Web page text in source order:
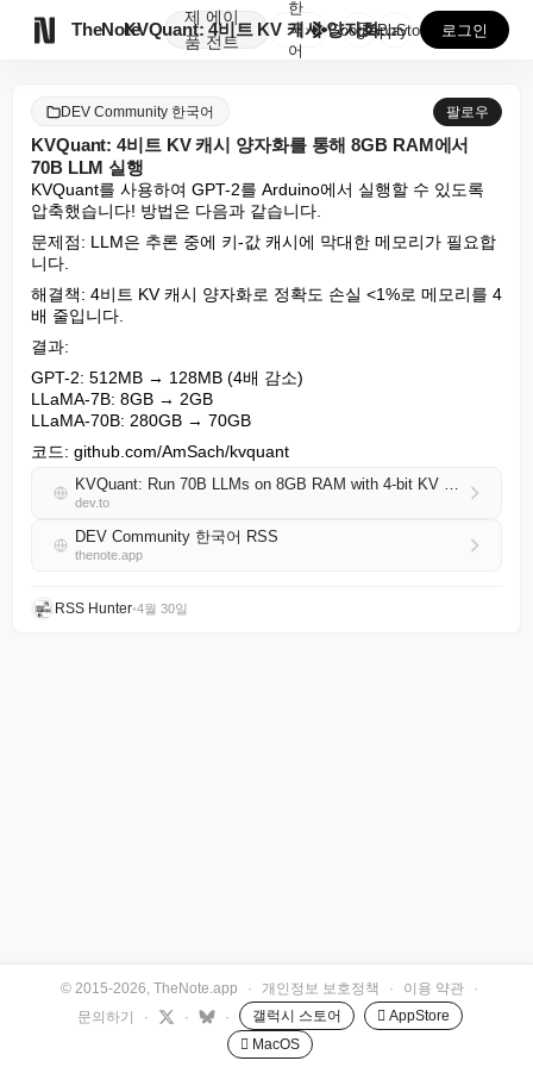
TheNote
제
품
에이
전트
KVQuant: 4비트 KV 캐시 양자화를 통해 8GB...
한
국
어
GooglePlay
AppStore 로그인
DEV Community 한국어 팔로우
KVQuant: 4비트 KV 캐시 양자화를 통해 8GB RAM에서
70B LLM 실행
KVQuant를 사용하여 GPT-2를 Arduino에서 실행할 수 있도록
압축했습니다! 방법은 다음과 같습니다.
문제점: LLM은 추론 중에 키-값 캐시에 막대한 메모리가 필요합
니다.
해결책: 4비트 KV 캐시 양자화로 정확도 손실 <1%로 메모리를 4
배 줄입니다.
결과:
GPT-2: 512MB → 128MB (4배 감소)
LLaMA-7B: 8GB → 2GB
LLaMA-70B: 280GB → 70GB
코드: github.com/AmSach/kvquant
KVQuant: Run 70B LLMs on 8GB RAM with 4-bit KV Cache Quantization
dev.to
DEV Community 한국어 RSS
thenote.app
RSS Hunter•4월 30일
© 2015-2026, TheNote.app · 개인정보 보호정책 · 이용 약관
·
문의하기
· · · 갤럭시 스토어
 AppStore
 MacOS